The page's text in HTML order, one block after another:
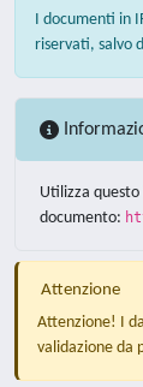
I documenti in
riservati, salvo
Utilizza
documento:
Attenzione
Attenzione! I
validazione da